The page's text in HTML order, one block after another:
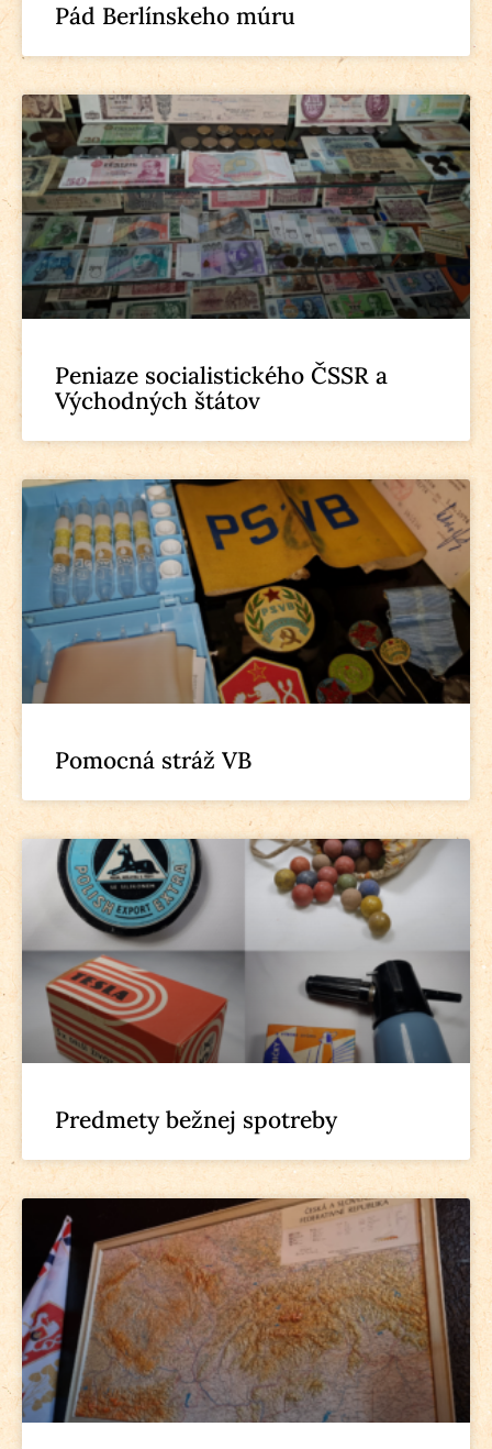
Pád Berlínskeho múru
Peniaze socialistického ČSSR a
Východných štátov
Pomocná stráž VB
Predmety bežnej spotreby